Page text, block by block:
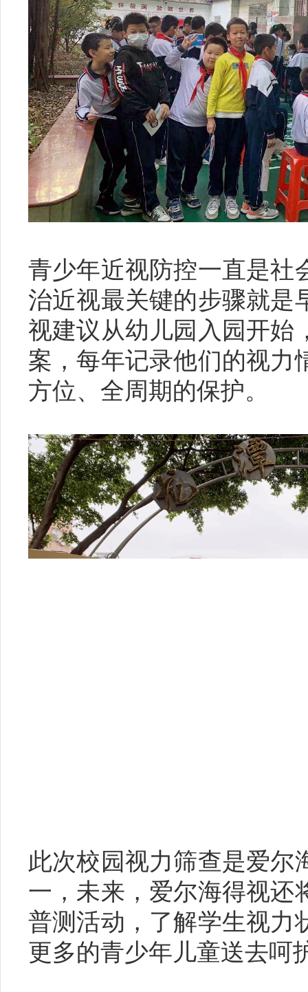
青少年近视防控一直是社
治近视最关键的步骤就是
视建议从幼儿园入园开始
案，每年记录他们的视力
方位、全周期的保护。
此次校园视力筛查是爱尔
一， 未来，爱尔海得视还
普测活动，了解学生视力
更多的青少年儿童送去呵